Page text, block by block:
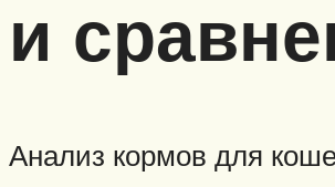
и
Анализ кормов для